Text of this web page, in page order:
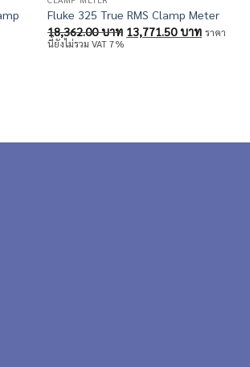
Fluke 325 True RMS Clamp Meter
18,362.00บาท Original
price
13,771.50บาทCurrent
price
ราคา
นี้ยังไม่รวม VAT 7%